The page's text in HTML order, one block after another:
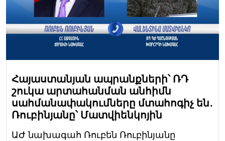
Հայաստանյան ապրանքների՝ ՌԴ
շուկա արտահանման անհիմն
սահմանափակումները մտահոգիչ են․
Ռուբինյանը՝ Մատվիենկոյին
ԱԺ նախագահ Ռուբեն Ռուբինյանը